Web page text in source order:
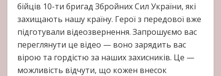
бійців 10-ти бригад Збройних Сил України, які
захищають нашу країну. Герої з передової вже
підготували відеозвернення. Запрошуємо вас
переглянути це відео — воно зарядить вас
вірою та гордістю за наших захисників. Це —
можливість відчути, що кожен внесок